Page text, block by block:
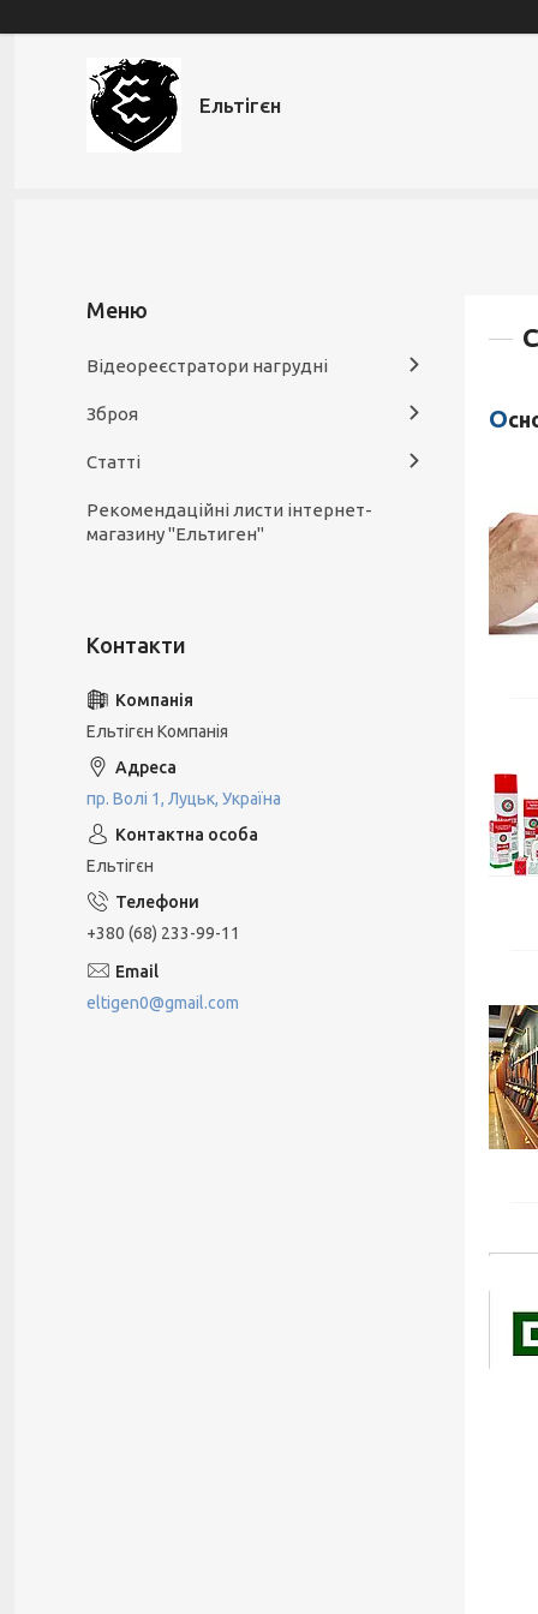
Ельтігєн
Відеореєстратори нагрудні
Зброя
Статті
Рекомендаційні листи інтернет-
магазину "Ельтиген"
Ельтігєн Компанiя
пр. Волі 1, Луцьк, Україна
Ельтігєн
+380 (68) 233-99-11
eltigen0@gmail.com